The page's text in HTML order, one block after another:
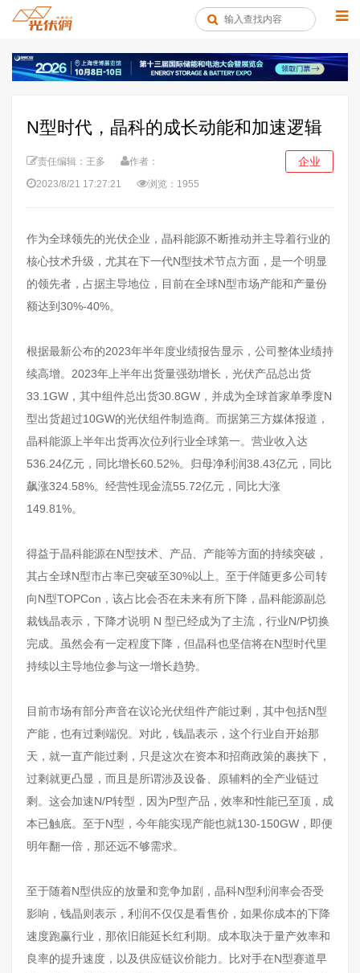
N型时代，晶科的成长动能和加速逻辑
责任编辑：王多
作者：
2023/8/21 17:27:21
浏览：1955
企业
作为全球领先的光伏企业，晶科能源不断推动并主导着行业的
核心技术升级，尤其在下一代N型技术节点方面，是一个明显
的领先者，占据主导地位，目前在全球N型市场产能和产量份
额达到30%-40%。
根据最新公布的2023年半年度业绩报告显示，公司整体业绩持
续高增。2023年上半年出货量强劲增长，光伏产品总出货
33.1GW，其中组件总出货30.8GW，并成为全球首家单季度N
型出货超过10GW的光伏组件制造商。而据第三方媒体报道，
晶科能源上半年出货再次位列行业全球第一。营业收入达
536.24亿元，同比增长60.52%。归母净利润38.43亿元，同比
飙涨324.58%。经营性现金流55.72亿元，同比大涨
149.81%。
得益于晶科能源在N型技术、产品、产能等方面的持续突破，
其占全球N型市占率已突破至30%以上。至于伴随更多公司转
向N型TOPCon，该占比会否在未来有所下降，晶科能源副总
裁钱晶表示，下降才说明 N 型已经成为了主流，行业N/P切换
完成。虽然会有一定程度下降，但晶科也坚信将在N型时代里
持续以主导地位参与这一增长趋势。
目前市场有部分声音在议论光伏组件产能过剩，其中包括N型
产能，也有过剩端倪。对此，钱晶表示，这个行业自开始那
天，就一直产能过剩，只是这次在资本和招商政策的裹挟下，
过剩就更凸显，而且是所谓涉及设备、原辅料的全产业链过
剩。这会加速N/P转型，因为P型产品，效率和性能已至顶，成
本已触底。至于N型，今年能实现产能也就130-150GW，即便
明年翻一倍，那还远不够需求。
至于随着N型供应的放量和竞争加剧，晶科N型利润率会否受
影响，钱晶则表示，利润不仅仅是看售价，如果你成本的下降
速度跑赢行业，那依旧能延长红利期。成本取决于量产效率和
良率的提升速度，以及供应链议价能力。比对手在N型赛道早